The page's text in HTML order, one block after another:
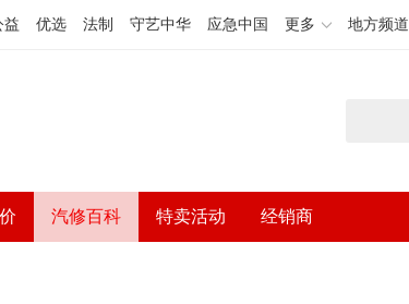
益 优选 法制 守艺中华 应急中国 更多 地方频道
汽修百科 特卖活动 经销商